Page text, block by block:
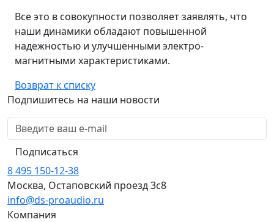
Все это в совокупности позволяет заявлять, что
наши динамики обладают повышенной
надежностью и улучшенными электро-
магнитными характеристиками.
Возврат к списку
Подпишитесь на наши новости
Подписаться
8 495 150-12-38
Москва, Остаповский проезд 3с8
info@ds-proaudio.ru
Компания